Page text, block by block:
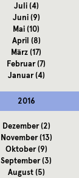
Juli(4)
Juni(9)
Mai(10)
April (8)
März(17)
Februar(7)
Januar(4)
2016
Dezember(2)
November(13)
Oktober(9)
September(3)
August(5)